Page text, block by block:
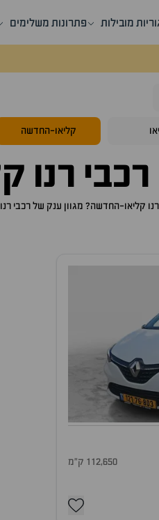
מובילות פתרונות משלימים
קליאו-החדשה
רכבי רנו
רנו קליאו-החדשה? מגוון ענק של רכבי
112,650 ק"מ